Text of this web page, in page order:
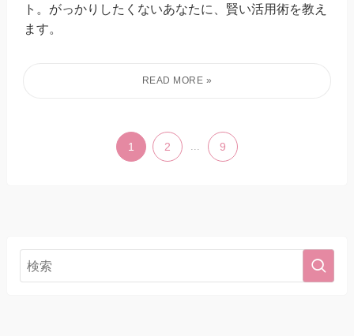
ト。がっかりしたくないあなたに、賢い活用術を教え
ます。
1 2 9